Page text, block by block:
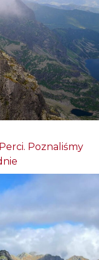
Poznaliśmy